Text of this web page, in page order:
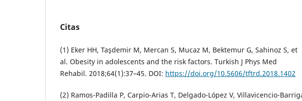
Citas
(1) Eker HH, Taşdemir M, Mercan S, Mucaz M, Bektemur G, Sahinoz S, et
al. Obesity in adolescents and the risk factors. Turkish J Phys Med
Rehabil. 2018;64(1):37–45. DOI: https://doi.org/10.5606/tftrd.2018.1402
(2) Ramos-Padilla P, Carpio-Arias T, Delgado-López V, Villavicencio-